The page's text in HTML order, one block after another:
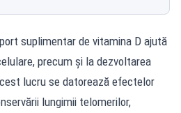
suplimentar de vitamina D ajută
precum și la dezvoltarea
lucru se datorează efectelor
lungimii telomerilor,